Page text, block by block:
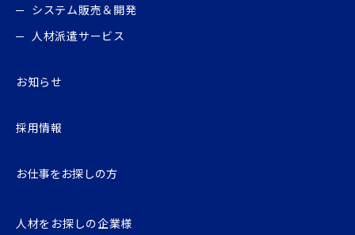
システム販売＆開発
人材派遣サービス
お知らせ
採用情報
お仕事をお探しの⽅
人材をお探しの企業様